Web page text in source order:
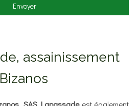
Envoyer
assainissement
SAS Lapassadeest également